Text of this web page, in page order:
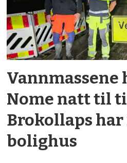
Vann­massene
Nome natt til
Brokollaps
bolighus